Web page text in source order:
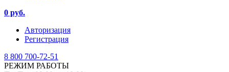
0 руб.
Авторизация
Регистрация
8 800 700-72-51
РЕЖИМ РАБОТЫ